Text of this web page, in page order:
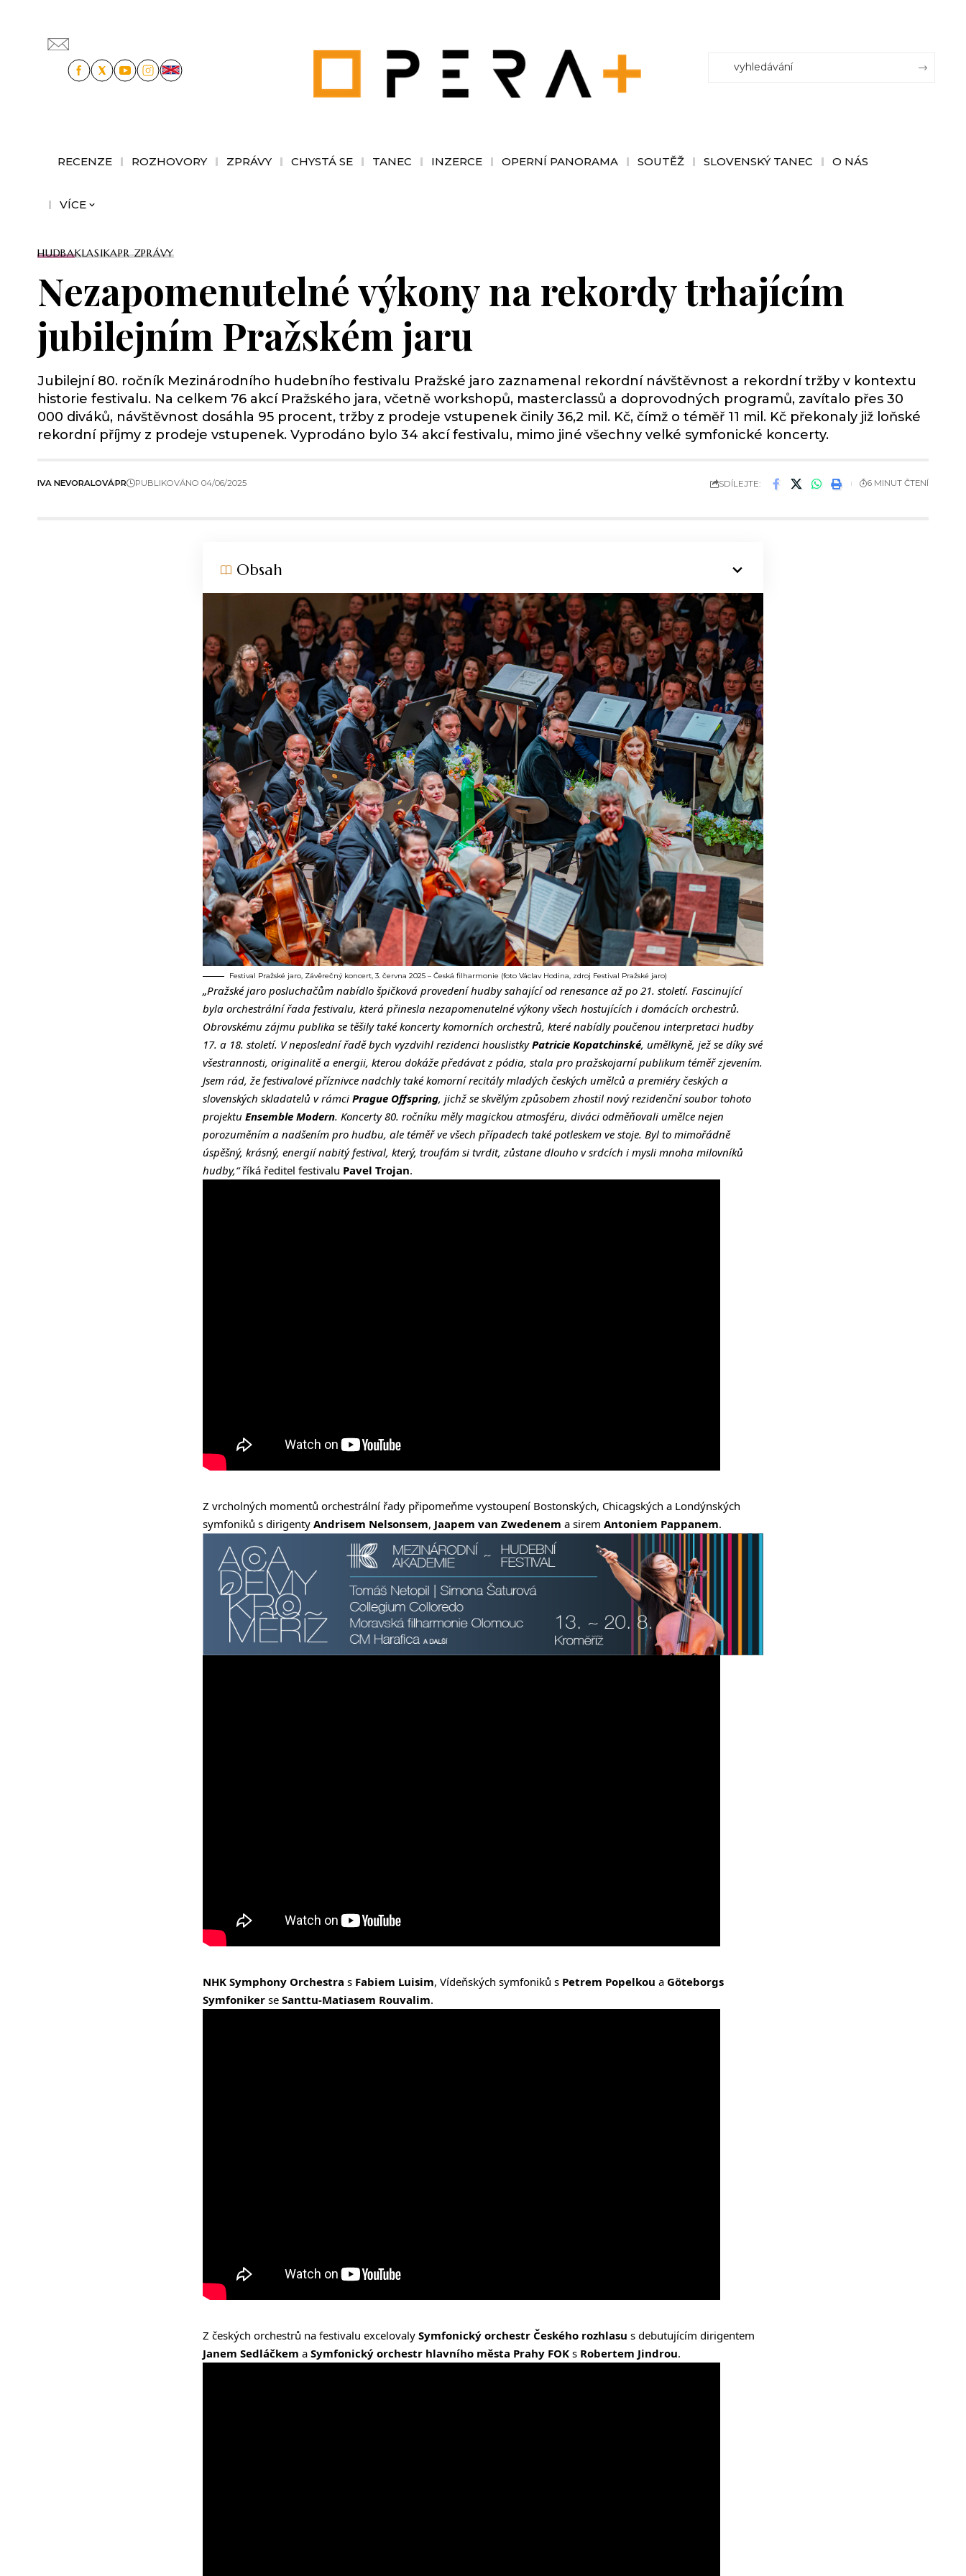
RECENZE ROZHOVORY ZPRÁVY CHYSTÁ SE TANEC INZERCE OPERNÍ PANORAMA SOUTĚŽ SLOVENSKÝ TANEC O NÁS
VÍCE
HUDBAKLASIKAPR ZPRÁVY
Nezapomenutelné výkony na rekordy trhajícím
jubilejním Pražském jaru
Jubilejní 80. ročník Mezinárodního hudebního festivalu Pražské jaro zaznamenal rekordní návštěvnost a rekordní tržby v kontextu
historie festivalu. Na celkem 76 akcí Pražského jara, včetně workshopů, masterclassů a doprovodných programů, zavítalo přes 30
000 diváků, návštěvnost dosáhla 95 procent, tržby z prodeje vstupenek činily 36,2 mil. Kč, čímž o téměř 11 mil. Kč překonaly již loňské
rekordní příjmy z prodeje vstupenek. Vyprodáno bylo 34 akcí festivalu, mimo jiné všechny velké symfonické koncerty.
IVA NEVORALOVÁPR PUBLIKOVÁNO 04/06/2025 SDÍLEJTE: 6 MINUT ČTENÍ
Obsah
Festival Pražské jaro, Závěrečný koncert, 3. června 2025 – Česká filharmonie (foto Václav Hodina, zdroj Festival Pražské jaro)
„Pražské jaro posluchačům nabídlo špičková provedení hudby sahající od renesance až po 21. století. Fascinující
byla orchestrální řada festivalu, která přinesla nezapomenutelné výkony všech hostujících i domácích orchestrů.
Obrovskému zájmu publika se těšily také koncerty komorních orchestrů, které nabídly poučenou interpretaci hudby
17. a 18. století. V neposlední řadě bych vyzdvihl rezidenci houslistkyPatricie Kopatchinské, umělkyně, jež se díky své
všestrannosti, originalitě a energii, kterou dokáže předávat z pódia, stala pro pražskojarní publikum téměř zjevením.
Jsem rád, že festivalové příznivce nadchly také komorní recitály mladých českých umělců a premiéry českých a
slovenských skladatelů v rámci Prague Offspring, jichž se skvělým způsobem zhostil nový rezidenční soubor tohoto
projektu Ensemble Modern. Koncerty 80. ročníku měly magickou atmosféru, diváci odměňovali umělce nejen
porozuměním a nadšením pro hudbu, ale téměř ve všech případech také potleskem ve stoje. Byl to mimořádně
úspěšný, krásný, energií nabitý festival, který, troufám si tvrdit, zůstane dlouho v srdcích i mysli mnoha milovníků
hudby,“říká ředitel festivalu Pavel Trojan.
Z vrcholných momentů orchestrální řady připomeňme vystoupení Bostonských, Chicagských a Londýnských
symfoniků s dirigenty Andrisem Nelsonsem, Jaapem van Zwedenem a sirem Antoniem Pappanem.
NHK Symphony Orchestra s Fabiem Luisim, Vídeňských symfoniků s Petrem Popelkou a Göteborgs
Symfoniker se Santtu-Matiasem Rouvalim.
Z českých orchestrů na festivalu excelovaly Symfonický orchestr Českého rozhlasu s debutujícím dirigentem
Janem Sedláčkem a Symfonický orchestr hlavního města Prahy FOK s Robertem Jindrou.